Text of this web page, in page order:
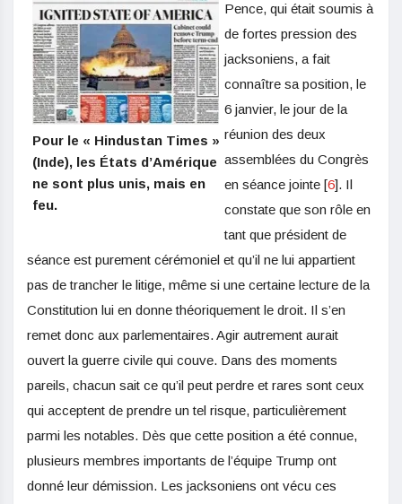
Pour le « Hindustan Times »
(Inde), les États d’Amérique
ne sont plus unis, mais en
feu.
Pence, qui était soumis à
de fortes pression des
jacksoniens, a fait
connaître sa position, le
6 janvier, le jour de la
réunion des deux
assemblées du Congrès
en séance jointe [6]. Il
constate que son rôle en
tant que président de
séance est purement cérémoniel et qu’il ne lui appartient
pas de trancher le litige, même si une certaine lecture de la
Constitution lui en donne théoriquement le droit. Il s’en
remet donc aux parlementaires. Agir autrement aurait
ouvert la guerre civile qui couve. Dans des moments
pareils, chacun sait ce qu’il peut perdre et rares sont ceux
qui acceptent de prendre un tel risque, particulièrement
parmi les notables. Dès que cette position a été connue,
plusieurs membres importants de l’équipe Trump ont
donné leur démission. Les jacksoniens ont vécu ces